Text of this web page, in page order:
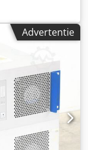
Advertentie